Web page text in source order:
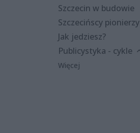
Szczecin w budowie
Szczecińscy pionierzy
Jak jedziesz?
Publicystyka - cykle
Więcej